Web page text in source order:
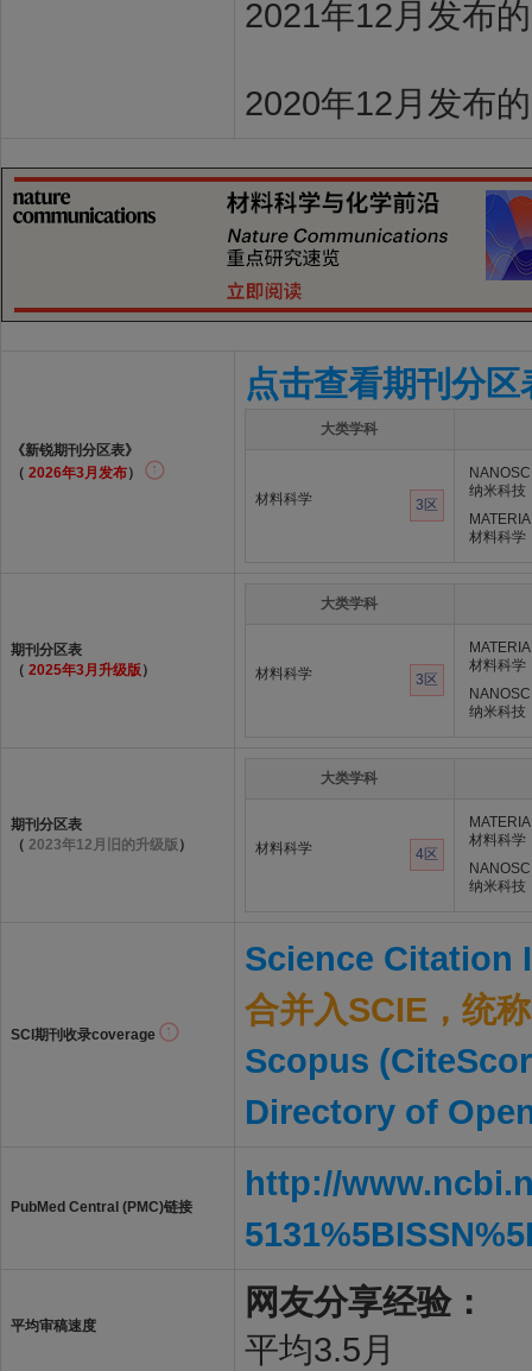
2021年12月发布
2020年12月发布
《新锐期刊分区表》
（ 2026年3月发布）
点击查看期刊分区
大类学科
材料科学 3区
纳米科技
材料科学
期刊分区表
（ 2025年3月升级版 ）
大类学科
材料科学 3区
材料科学
纳米科技
期刊分区表
（ 2023年12月旧的升级版 ）
大类学科
材料科学 4区
材料科学
纳米科技
SCI期刊收录coverage
Science Citation
合并入SCIE，统
Scopus
Directory of
PubMed Central (PMC)链接
http://
平均审稿速度
网友分享经验：
平均3.5月